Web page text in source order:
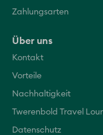
Zahlungsarten
Über uns
Kontakt
Vorteile
Nachhaltigkeit
Twerenbold Travel
Datenschutz